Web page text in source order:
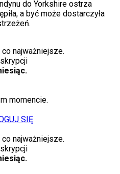
do Yorkshire ostrza
a być może dostarczyła
najważniejsze.
momencie.
SIĘ
najważniejsze.